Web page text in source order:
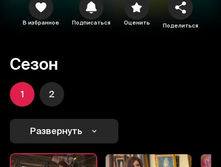
В избранное Подписаться Оценить Поделиться
Сезон
1 2
Развернуть
1
Отменить